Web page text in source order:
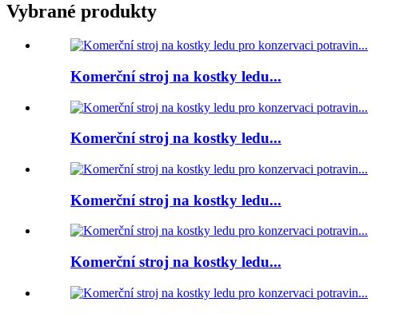
Vybrané produkty
Komerční stroj na kostky ledu...
Komerční stroj na kostky ledu...
Komerční stroj na kostky ledu...
Komerční stroj na kostky ledu...